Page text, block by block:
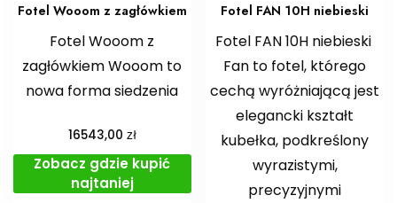
Fotel Wooom z zagłówkiem
Fotel Wooom z
zagłówkiem Wooom to
nowa forma siedzenia
16543,00 zł
Zobacz gdzie kupić
najtaniej
Fotel FAN 10H niebieski
Fotel FAN 10H niebieski
Fan to fotel, którego
cechą wyróżniającą jest
elegancki kształt
kubełka, podkreślony
wyrazistymi,
precyzyjnymi